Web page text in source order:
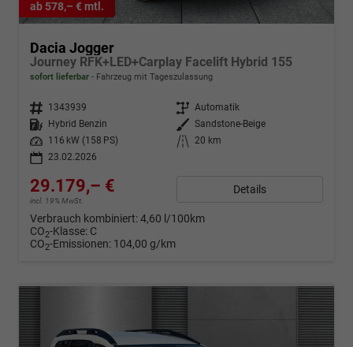
ab 578,– € mtl.
Dacia Jogger
Journey RFK+LED+Carplay Facelift Hybrid 155
sofort lieferbar Fahrzeug mit Tageszulassung
Fahrzeugnr. 1343939 Getriebe Automatik
Kraftstoff
Hybrid Benzin Außenfarbe Sandstone-Beige
Leistung
116 kW (158 PS) Kilometerstand
20 km
23.02.2026
29.179,– €
incl. 19% MwSt.
Details
Verbrauch kombiniert:4,60 l/100km
CO2-Klasse: C
CO2-Emissionen: 104,00 g/km